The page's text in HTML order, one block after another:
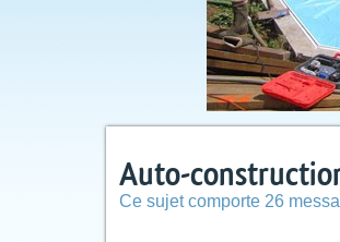
Auto-
Ce sujet comporte 26